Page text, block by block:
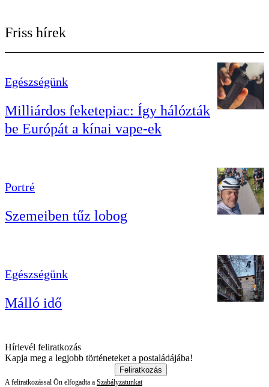
Friss hírek
Egészségünk
Milliárdos feketepiac: Így hálózták
be Európát a kínai vape-ek
Portré
Szemeiben tűz lobog
Egészségünk
Málló idő
Hírlevél feliratkozás
Kapja meg a legjobb történeteket a postaládájába!
Feliratkozás
A feliratkozással Ön elfogadta a Szabályzatunkat